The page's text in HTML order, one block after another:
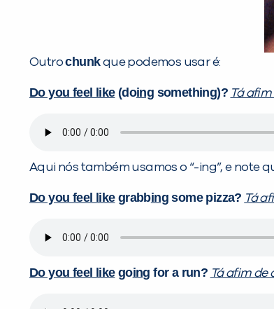
Outrochunkque podemos usar é:
Do you feel like(doing something)? Tá
Aqui nós também usamos o “-ing”, e note
Do you feel likegrabbing some pizza? Tá
Do you feel likegoing for a run? Tá afim de